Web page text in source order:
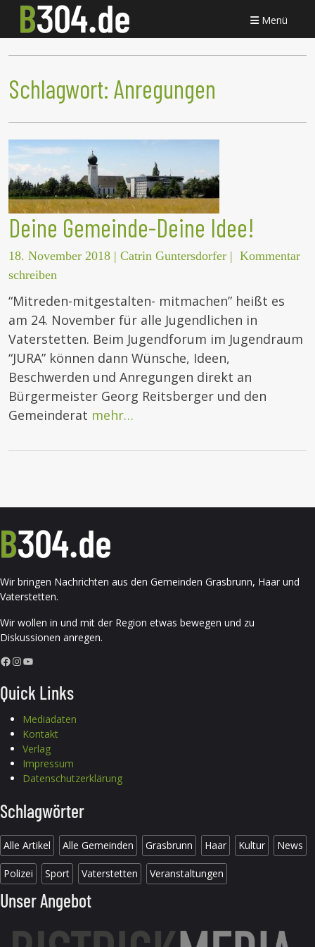
Menü
Schlagwort: Anregungen
Deine Gemeinde-Deine Idee!
18. November 2018 | Catrin Guntersdorfer | Kommentar
schreiben
“Mitreden-mitgestalten- mitmachen” heißt es
am 24. November für alle Jugendlichen in
Vaterstetten. Beim Jugendforum im Jugendraum
“JURA” können dann Wünsche, Ideen,
Beschwerden und Anregungen direkt an
Bürgermeister Georg Reitsberger und den
Gemeinderat mehr…
Wir bringen Nachrichten aus den Gemeinden Grasbrunn, Haar und
Vaterstetten.
Wir wollen in und mit der Region etwas bewegen und zu
Diskussionen anregen.
Facebook InstagramYouTube
Quick Links
Mediadaten
Kontakt
Verlag
Impressum
Datenschutzerklärung
Schlagwörter
Alle Artikel Alle Gemeinden Grasbrunn Haar Kultur News
Polizei Sport Vaterstetten Veranstaltungen
Unser Angebot